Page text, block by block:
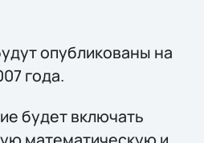
опубликованы на
года.
будет включать